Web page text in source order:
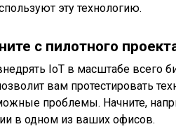
эту технологию.
с пилотного
IoT в масштабе всего
вам протестировать
проблемы. Начните,
в одном из ваших офисов.